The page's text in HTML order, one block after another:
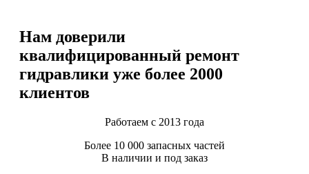
Нам доверили
квалифицированный ремонт
гидравлики уже более 2000
клиентов
Работаем с 2013 года
Более 10 000 запасных частей
В наличии и под заказ